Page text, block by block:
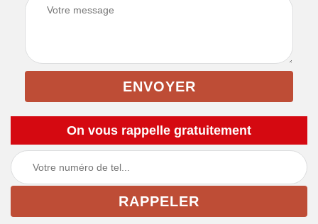
On vous rappelle gratuitement